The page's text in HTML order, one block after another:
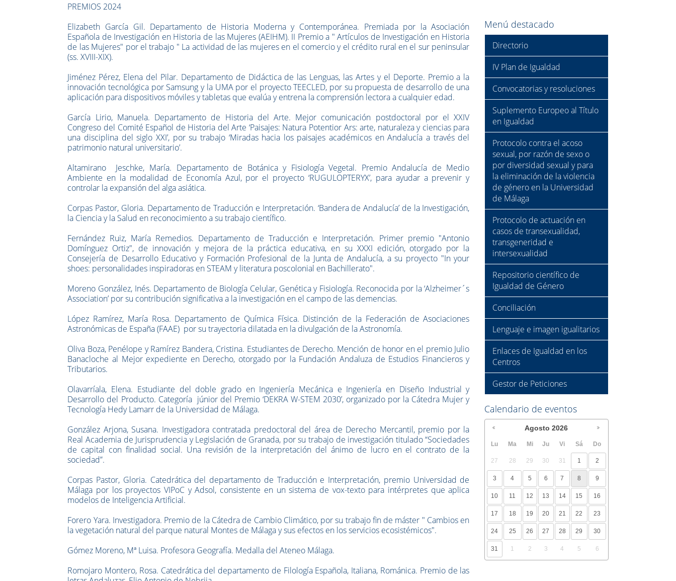
PREMIOS 2024
Elizabeth García Gil. Departamento de Historia Moderna y Contemporánea. Premiada por la Asociación
Española de Investigación en Historia de las Mujeres (AEIHM). II Premio a " Artículos de Investigación en Historia
de las Mujeres" por el trabajo " La actividad de las mujeres en el comercio y el crédito rural en el sur peninsular
(ss. XVIII-XIX).
Jiménez Pérez, Elena del Pilar. Departamento de Didáctica de las Lenguas, las Artes y el Deporte. Premio a la
innovación tecnológica por Samsung y la UMA por el proyecto TEECLED, por su propuesta de desarrollo de una
aplicación para dispositivos móviles y tabletas que evalúa y entrena la comprensión lectora a cualquier edad.
García Lirio, Manuela. Departamento de Historia del Arte. Mejor comunicación postdoctoral por el XXIV
Congreso del Comité Español de Historia del Arte ‘Paisajes: Natura Potentior Ars: arte, naturaleza y ciencias para
una disciplina del siglo XXI’, por su trabajo ‘Miradas hacia los paisajes académicos en Andalucía a través del
patrimonio natural universitario’.
Altamirano Jeschke, María. Departamento de Botánica y Fisiología Vegetal. Premio Andalucía de Medio
Ambiente en la modalidad de Economía Azul, por el proyecto ‘RUGULOPTERYX’, para ayudar a prevenir y
controlar la expansión del alga asiática.
Corpas Pastor, Gloria. Departamentode Traducción e Interpretación. ‘Bandera de Andalucía’ de la Investigación,
la Ciencia y la Salud en reconocimiento a su trabajo científico.
Fernández Ruiz, María Remedios. Departamento de Traducción e Interpretación. Primer premio "Antonio
Domínguez Ortiz", de innovación y mejora de la práctica educativa, en su XXXI edición, otorgado por la
Consejería de Desarrollo Educativo y Formación Profesional de la Junta de Andalucía, a su proyecto "In your
shoes: personalidades inspiradoras en STEAM y literatura poscolonial en Bachillerato".
Moreno González, Inés. Departamento de Biología Celular, Genética y Fisiología. Reconocida por la ‘Alzheimer´s
Association’ por su contribución significativa a la investigación en el campo de las demencias.
López Ramírez, María Rosa. Departamento de Química Física. Distinción de la Federación de Asociaciones
Astronómicas de España (FAAE) por su trayectoria dilatada en la divulgación de la Astronomía.
Oliva Boza, Penélope yRamírez Bandera, Cristina. Estudiantes de Derecho. Mención de honor en el premio Julio
Banacloche al Mejor expediente en Derecho, otorgado por la Fundación Andaluza de Estudios Financieros y
Tributarios.
Olavarríala, Elena. Estudiante del doble grado en Ingeniería Mecánica e Ingeniería en Diseño Industrial y
Desarrollo del Producto. Categoría júnior del Premio ‘DEKRA W-STEM 2030’, organizado por la Cátedra Mujer y
Tecnología Hedy Lamarr de la Universidad de Málaga.
González Arjona, Susana. Investigadora contratada predoctoral del área de Derecho Mercantil, premio por la
Real Academia de Jurisprudencia y Legislación de Granada, por su trabajo de investigación titulado “Sociedades
de capital con finalidad social. Una revisión de la interpretación del ánimo de lucro en el contrato de la
sociedad”.
Corpas Pastor, Gloria. Catedrática del departamento de Traducción e Interpretación, premio Universidad de
Málaga por los proyectos VIPoC y Adsol, consistente en un sistema de vox-texto para intérpretes que aplica
modelos de Inteligencia Artificial.
Forero Yara. Investigadora. Premio de la Cátedra de Cambio Climático, por su trabajo fin de máster " Cambios en
la vegetación natural del parque natural Montes de Málaga y sus efectos en los servicios ecosistémicos".
Gómez Moreno, Mª Luisa. Profesora Geografía. Medalla del Ateneo Málaga.
Romojaro Montero, Rosa. Catedrática del departamento de Filología Española, Italiana, Románica. Premio de las
Menú destacado
Directorio
IV Plan de Igualdad
Convocatorias y resoluciones
Suplemento Europeo al Título
en Igualdad
Protocolo contra el acoso
sexual, por razón de sexo o
por diversidad sexual y para
la eliminación de la violencia
de género en la Universidad
de Málaga
Protocolo de actuación en
casos de transexualidad,
transgeneridad e
intersexualidad
Repositorio científico de
Igualdad de Género
Conciliación
Lenguaje e imagen igualitarios
Enlaces de Igualdad en los
Centros
Gestor de Peticiones
Calendario de eventos
Agosto 2026
Lu Ma Mi Ju Vi Sá Do
27 28 29 30 31 1 2
3 4 5 6 7 8 9
10 11 12 13 14 15 16
17 18 19 20 21 22 23
24 25 26 27 28 29 30
31 1 2 3 4 5 6